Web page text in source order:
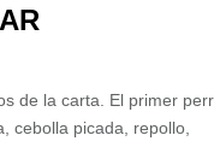
de la carta. El primer
cebolla picada, repollo,